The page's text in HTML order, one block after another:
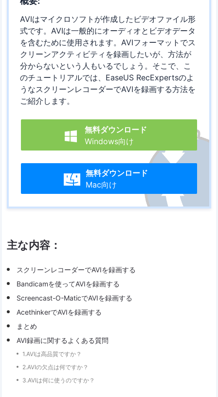
AVIはマイクロソフトが作成したビデオファイル形
式です。AVIは一般的にオーディオとビデオデータ
を含むために使用されます。AVIフォーマットでス
クリーンアクティビティを録画したいが、方法が
分からないという人もいるでしょう。そこで、こ
のチュートリアルでは、EaseUS RecExpertsのよ
うなスクリーンレコーダーでAVIを録画する方法を
ご紹介します。

無料ダウンロード
Windows向け

無料ダウンロード
Mac向け
主な内容：
スクリーンレコーダーでAVIを録画する
Bandicamを使ってAVIを録画する
Screencast-O-MaticでAVIを録画する
AcethinkerでAVIを録画する
まとめ
AVI録画に関するよくある質問
1.AVIは高品質ですか？
2.AVIの欠点は何ですか？
3.AVIは何に使うのですか？